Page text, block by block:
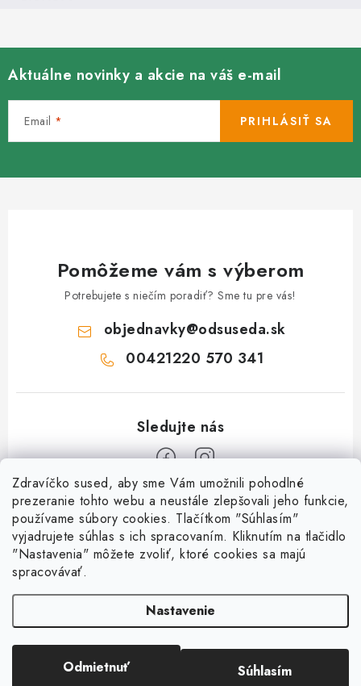
Zdravíčko sused, aby sme Vám umožnili pohodlné
prezeranie tohto webu a neustále zlepšovali jeho funkcie,
používame súbory cookies. Tlačítkom "Súhlasím"
vyjadrujete súhlas s ich spracovaním. Kliknutím na tlačidlo
"Nastavenia" môžete zvoliť, ktoré cookies sa majú
spracovávať.
Nastavenie
Odmietnuť Súhlasím
Aktuálne novinky a akcie na váš e-mail
Email PRIHLÁSIŤ SA
Pomôžeme vám s výberom
Potrebujete s niečím poradiť? Sme tu pre vás!
objednavky@odsuseda.sk
00421220 570 341
O nás
Kontakty
Susedov blog
Pre lepšie susedstvo
Všetko o nákupe
Doprava a platba
Ako balíme zásielky?
Dokumenty
Copyright 2026 . Všetky práva vyhradené.